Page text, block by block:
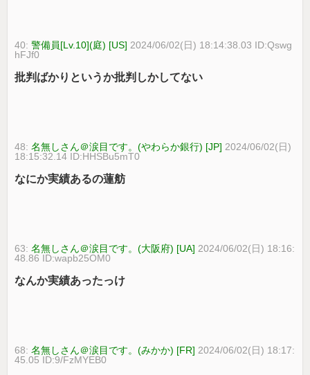
40:警備員[Lv.10](庭) [US] 2024/06/02(日) 18:14:38.03 ID:Qswg
hFJf0
批判ばかりというか批判しかしてない
48:名無しさん＠涙目です。(やわらか銀行) [JP] 2024/06/02(日)
18:15:32.14 ID:HHSBu5mT0
なにか実績あるの蓮舫
63:名無しさん＠涙目です。(大阪府) [UA] 2024/06/02(日) 18:16:
48.86 ID:wapb25OM0
なんか実績あったっけ
68:名無しさん＠涙目です。(みかか) [FR] 2024/06/02(日) 18:17:
45.05 ID:9/FzMYEB0